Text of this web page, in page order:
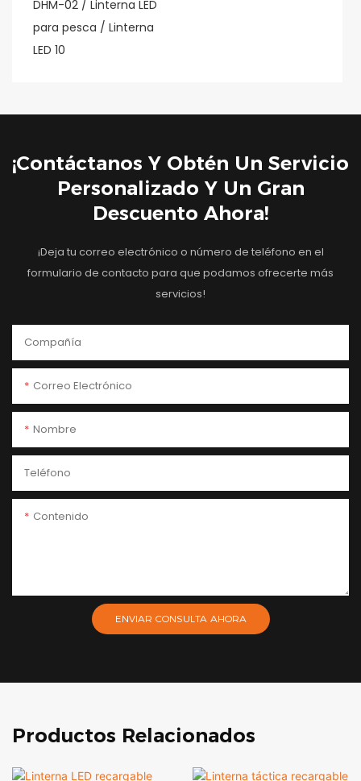
¡Contáctanos Y Obtén Un Servicio
Personalizado Y Un Gran
Descuento Ahora!
¡Deja tu correo electrónico o número de teléfono en el
formulario de contacto para que podamos ofrecerte más
servicios!
Compañía
Correo Electrónico
Nombre
Teléfono
Contenido
ENVIAR CONSULTA AHORA
Productos Relacionados